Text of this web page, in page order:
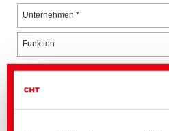
Unternehmen *
Funktion